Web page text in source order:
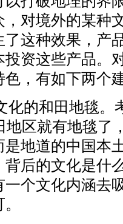
，对境外的某种
这种效果，产
投资这些产品。
，有如下两个
化的和田地毯。
地区就有地毯了
是地道的中国本
后的文化是什
一个文化内涵去